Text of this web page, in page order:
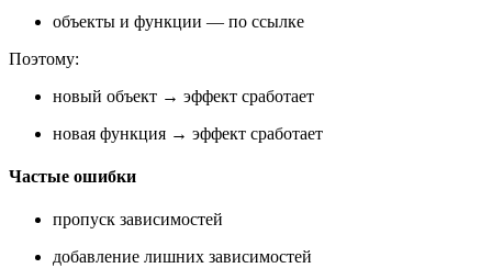
объекты и функции — по ссылке
Поэтому:
новый объект → эффект сработает
новая функция → эффект сработает
Частые ошибки
пропуск зависимостей
добавление лишних зависимостей